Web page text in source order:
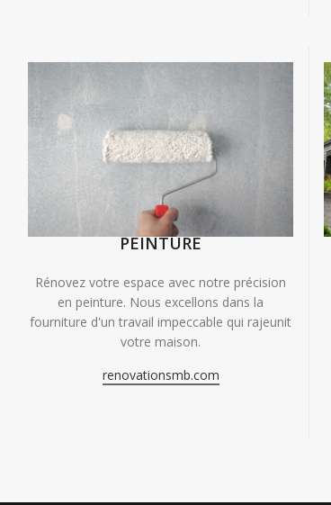
PEINTURE
Rénovez votre espace avec notre précision
en peinture. Nous excellons dans la
fourniture d'un travail impeccable qui rajeunit
votre maison.
renovationsmb.com